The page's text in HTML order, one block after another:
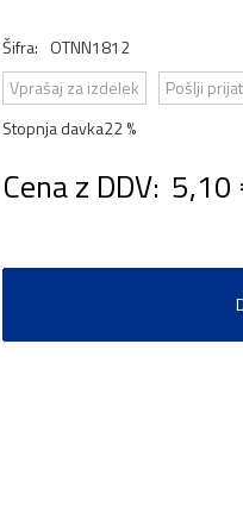
Šifra: OTNN1812
Vprašaj za izdelek
Pošlji
Stopnja davka22 %
Cena z DDV: 5,10